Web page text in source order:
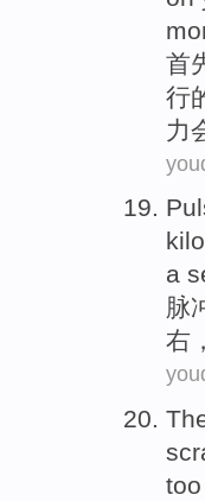
首
行
力
a
脉
右 ，
too